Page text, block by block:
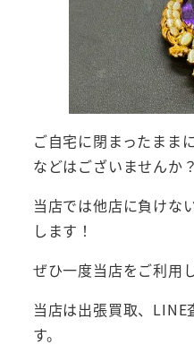
ご自宅に閉まったまま
などはございませんか？
当店では他店に負けな
します！
ぜひ一度当店をご利用
当店は出張買取、LINE
す。